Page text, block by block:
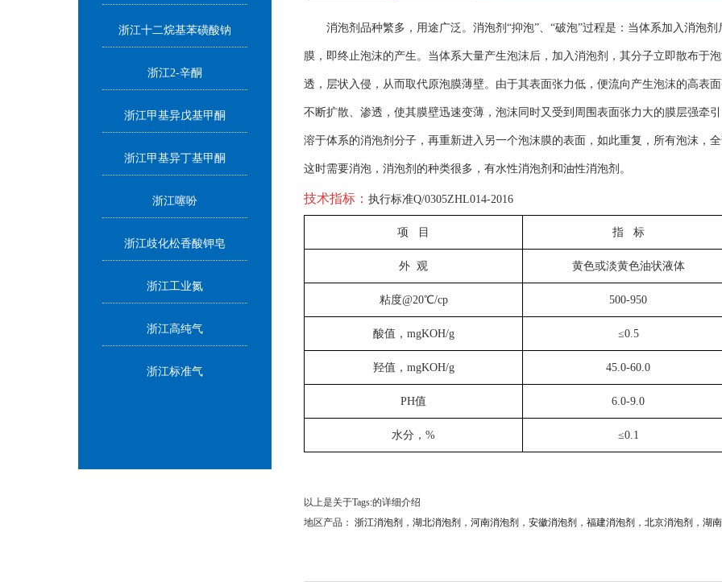
浙江十二烷基苯磺酸钠
浙江2-辛酮
浙江甲基异戊基甲酮
浙江甲基异丁基甲酮
浙江噻吩
浙江歧化松香酸钾皂
浙江工业氮
浙江高纯气
浙江标准气
消泡剂品种繁多，用途广泛。消泡剂“抑泡”、“破泡”过程是：当体系加入消泡
膜，即终止泡沫的产生。当体系大量产生泡沫后，加入消泡剂，其分子立即散布于
透，层状入侵，从而取代原泡膜薄壁。由于其表面张力低，便流向产生泡沫的高表
不断扩散、渗透，使其膜壁迅速变薄，泡沫同时又受到周围表面张力大的膜层强牵
溶于体系的消泡剂分子，再重新进入另一个泡沫膜的表面，如此重复，所有泡沫，
这时需要消泡，消泡剂的种类很多，有水性消泡剂和油性消泡剂。
技术指标： 执行标准Q/0305ZHL014-2016
项 目 指 标
外 观 黄色或淡黄色油状液体
粘度@20℃/cp 500-950
酸值，mgKOH/g ≤0.5
羟值，mgKOH/g 45.0-60.0
PH值 6.0-9.0
水分，% ≤0.1
以上是关于Tags:的详细介绍
地区产品： 浙江消泡剂 ， 湖北消泡剂 ， 河南消泡剂 ， 安徽消泡剂 ， 福建消泡剂 ， 北京消泡剂 ， 湖